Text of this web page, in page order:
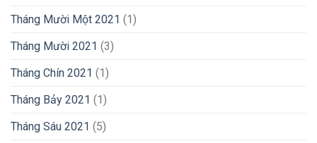
Tháng Mười Một 2021 (1)
Tháng Mười 2021 (3)
Tháng Chín 2021 (1)
Tháng Bảy 2021 (1)
Tháng Sáu 2021 (5)